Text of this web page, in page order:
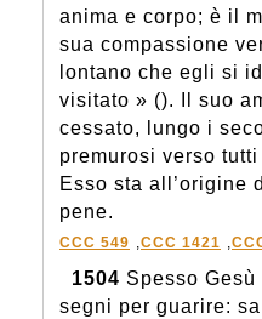
anima e corpo; è il
sua compassione
lontano che egli si
visitato » (). Il suo
cessato, lungo i
premurosi verso
Esso sta
pene.
CCC 549 ,CCC 1421 ,
1504 Spesso
segni per guarire: